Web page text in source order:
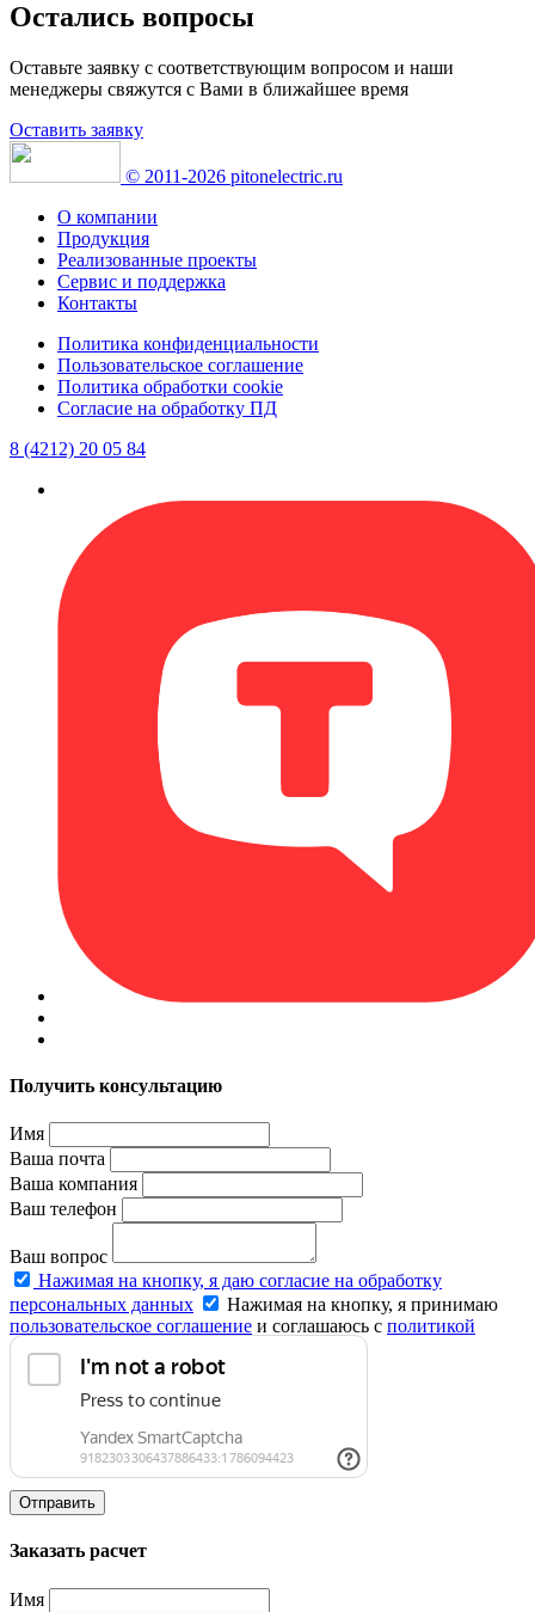
Остались вопросы
Оставьте заявку с соответствующим вопросом и наши
менеджеры свяжутся с Вами в ближайшее время
Оставить заявку
© 2011-2026 pitonelectric.ru
О компании
Продукция
Реализованные проекты
Сервис и поддержка
Контакты
Политика конфиденциальности
Пользовательское соглашение
Политика обработки cookie
Согласие на обработку ПД
8 (4212) 20 05 84
Получить консультацию
Имя
Ваша почта
Ваша компания
Ваш телефон
Ваш вопрос
Нажимая на кнопку, я даю согласие на обработку
персональных данных
Нажимая на кнопку, я принимаю
пользовательское соглашение и соглашаюсь с политикой
конфиденциальности
Отправить
Заказать расчет
Имя